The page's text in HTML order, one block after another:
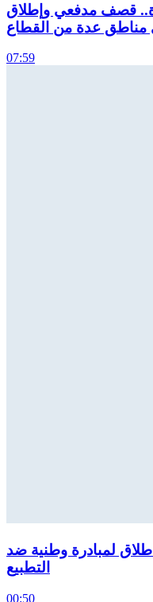
قصف مدفعي وإطلاق
مناطق عدة من القطاع
07:59
لمبادرة وطنية ضد
التطبيع
00:50